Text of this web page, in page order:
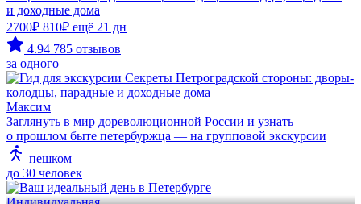
и доходные дома
2700₽ 810₽ ещё 21 дн
4.94 785 отзывов
за одного
Максим
Заглянуть в мир дореволюционной России и узнать
о прошлом быте петербуржца — на групповой экскурсии
пешком
до 30 человек